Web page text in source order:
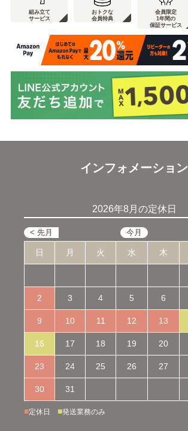
組み立て
サービス
おトクな
会員特典
会員限定
1年間の
保証サービス
インフォメーション
2026年8月の定休日
日 月 火 水 木
2 3 4 5 6
9 10 11 12 13
16 17 18 19 20
23 24 25 26 27
30 31
■定休日 ■発送業務のみ